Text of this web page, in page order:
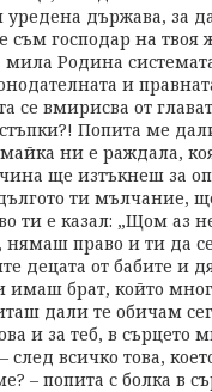
държава, за
господар на твоя
Родина
и
се вмирисва от
Попита ме
ни е раждала,
ще изтъкнеш за
ти мълчание,
ти е казал: „Щом аз
право и ти да
децата от бабите и
имаш брат, който
дали те обичам
и за теб, в сърцето
всичко това,
– попита с болка в